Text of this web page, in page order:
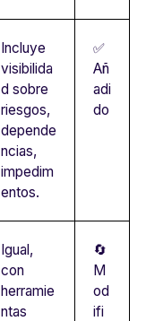
Incluye
visibilida
d sobre
riesgos,
depende
ncias,
impedim
entos.
✅
Añ
adi
do
Igual,
con
herramie
ntas
🔄
M
od
ifi